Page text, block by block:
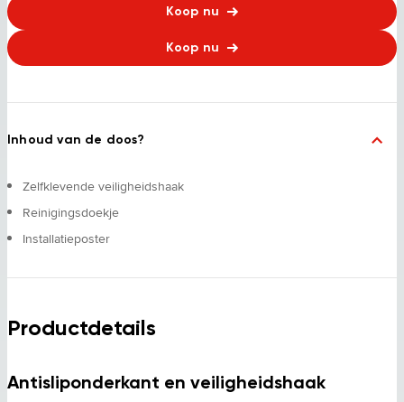
Koop nu
Koop nu
Inhoud van de doos?
Zelfklevende veiligheidshaak
Reinigingsdoekje
Installatieposter
Productdetails
Antisliponderkant en veiligheidshaak